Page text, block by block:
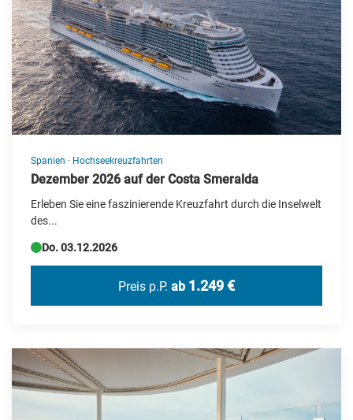
Spanien · Hochseekreuzfahrten
Dezember 2026 auf der Costa Smeralda
Erleben Sie eine faszinierende Kreuzfahrt durch die Inselwelt
des...
Do. 03.12.2026
Preis p.P. ab 1.249 €